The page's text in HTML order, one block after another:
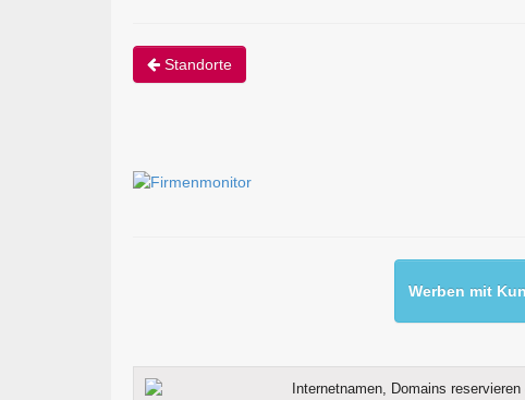
Standorte
Werben mit
Internetnamen, Domains reservieren